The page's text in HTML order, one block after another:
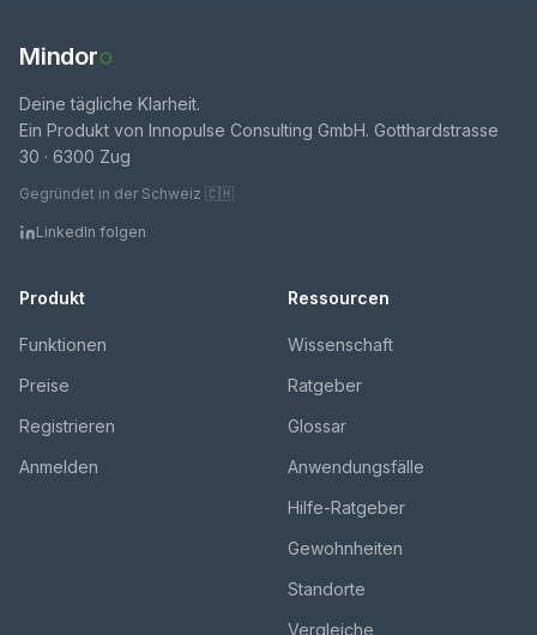
Mindoro
Deine tägliche Klarheit.
Ein Produkt von Innopulse Consulting GmbH. Gotthardstrasse
30 · 6300 Zug
Gegründet in der Schweiz 🇨🇭
LinkedIn folgen
Produkt
Funktionen
Preise
Registrieren
Anmelden
Ressourcen
Wissenschaft
Ratgeber
Glossar
Anwendungsfälle
Hilfe-Ratgeber
Gewohnheiten
Standorte
Vergleiche